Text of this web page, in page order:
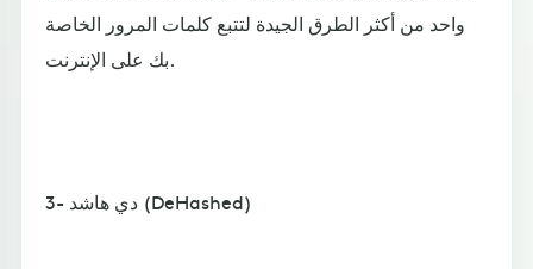
واحد من أكثر الطرق الجيدة لتتبع كلمات المرور الخاصة
بك على الإنترنت.
3- دي هاشد (DeHashed)